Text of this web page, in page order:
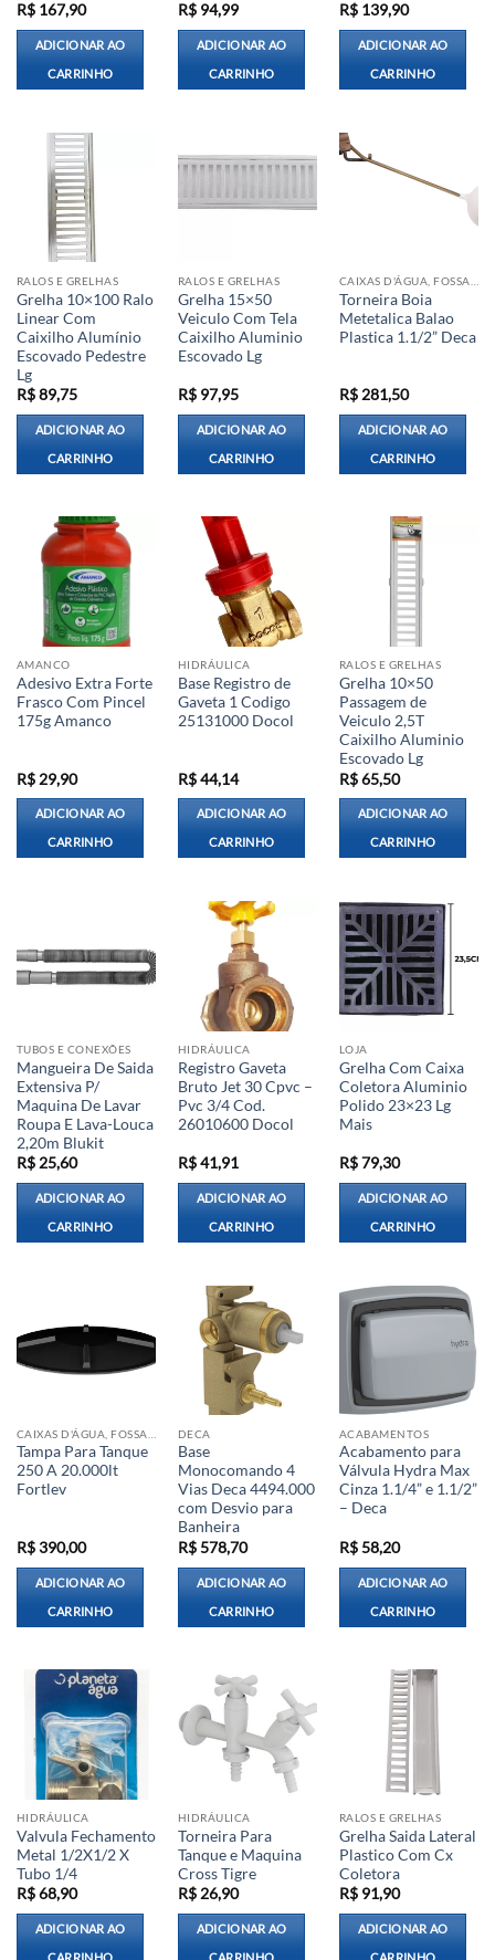
R$167,90
ADICIONAR AO
CARRINHO
R$94,99
ADICIONAR AO
CARRINHO
R$139,90
ADICIONAR AO
CARRINHO
RALOS E GRELHAS
Grelha 10×100 Ralo
Linear Com
Caixilho Alumínio
Escovado Pedestre
Lg
R$89,75
ADICIONAR AO
CARRINHO
RALOS E GRELHAS
Grelha 15×50
Veiculo Com Tela
Caixilho Aluminio
Escovado Lg
R$97,95
ADICIONAR AO
CARRINHO
Torneira Boia
Metetalica Balao
Plastica 1.1/2” Deca
R$281,50
ADICIONAR AO
CARRINHO
AMANCO
Adesivo Extra Forte
Frasco Com Pincel
175g Amanco
R$29,90
ADICIONAR AO
CARRINHO
HIDRÁULICA
Base Registro de
Gaveta 1 Codigo
25131000 Docol
R$44,14
ADICIONAR AO
CARRINHO
RALOS E GRELHAS
Grelha 10×50
Passagem de
Veiculo 2,5T
Caixilho Aluminio
Escovado Lg
R$65,50
ADICIONAR AO
CARRINHO
TUBOS E CONEXÕES
Mangueira De Saida
Extensiva P/
Maquina De Lavar
Roupa E Lava-Louca
2,20m Blukit
R$25,60
ADICIONAR AO
CARRINHO
HIDRÁULICA
Registro Gaveta
Bruto Jet 30 Cpvc –
Pvc 3/4 Cod.
26010600 Docol
R$41,91
ADICIONAR AO
CARRINHO
LOJA
Grelha Com Caixa
Coletora Aluminio
Polido 23×23 Lg
Mais
R$79,30
ADICIONAR AO
CARRINHO
Tampa Para Tanque
250 A 20.000lt
Fortlev
R$390,00
ADICIONAR AO
CARRINHO
DECA
Base
Monocomando 4
Vias Deca 4494.000
com Desvio para
Banheira
R$578,70
ADICIONAR AO
CARRINHO
ACABAMENTOS
Acabamento para
Válvula Hydra Max
Cinza 1.1/4” e 1.1/2”
– Deca
R$58,20
ADICIONAR AO
CARRINHO
HIDRÁULICA
Valvula Fechamento
Metal 1/2X1/2 X
Tubo 1/4
R$68,90
ADICIONAR AO
HIDRÁULICA
Torneira Para
Tanque e Maquina
Cross Tigre
R$26,90
ADICIONAR AO
RALOS E GRELHAS
Grelha Saida Lateral
Plastico Com Cx
Coletora
R$91,90
ADICIONAR AO